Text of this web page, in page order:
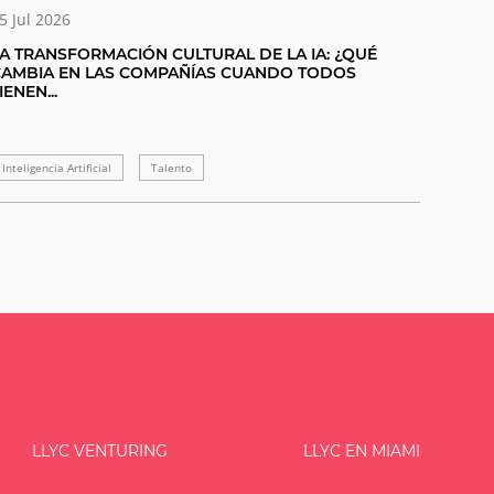
Jul 2026
TRANSFORMACIÓN CULTURAL DE LA IA: ¿QUÉ
EN LAS COMPAÑÍAS CUANDO TODOS
Inteligencia Artificial Talento
LLYC VENTURING LLYC EN MIAMI